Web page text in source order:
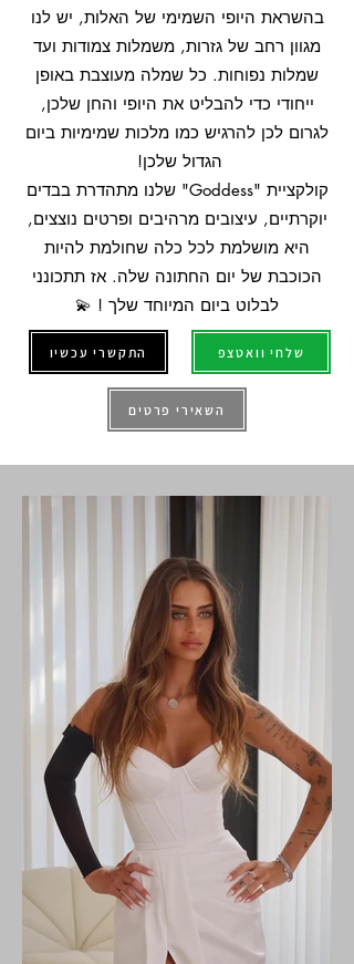
בהשראת היופי השמימי של האלות, יש לנו
מגוון רחב של גזרות, משמלות צמודות ועד
שמלות נפוחות. כל שמלה מעוצבת באופן
ייחודי כדי להבליט את היופי והחן שלכן,
לגרום לכן להרגיש כמו מלכות שמימיות ביום
הגדול שלכן!
קולקציית "Goddess" שלנו מתהדרת בבדים
יוקרתיים, עיצובים מרהיבים ופרטים נוצצים,
היא מושלמת לכל כלה שחולמת להיות
הכוכבת של יום החתונה שלה. אז תתכונני
לבלוט ביום המיוחד שלך ! 💫
התקשרי עכשיו שלחי וואטצפ
השאירי פרטים